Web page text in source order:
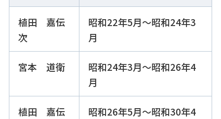
植田 嘉伝
次
昭和22年5月～昭和24年3
月
宮本 道衛
昭和24年3月～昭和26年4
月
植田 嘉伝
昭和26年5月～昭和30年4